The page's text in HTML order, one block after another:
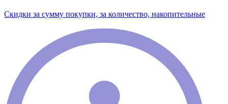
Скидки за сумму покупки, за количество, накопительные